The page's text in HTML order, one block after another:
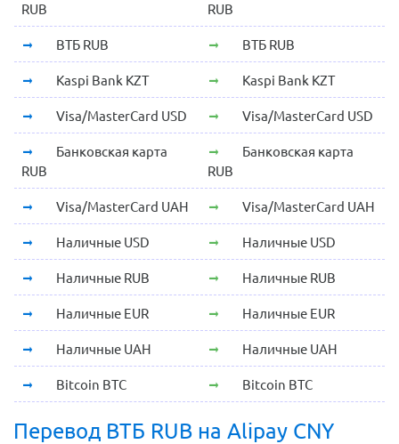
RUB
RUB
ВТБ RUB ВТБ RUB
Kaspi Bank KZT Kaspi Bank KZT
Visa/MasterCard USD Visa/MasterCard USD
Банковская карта
RUB
Банковская карта
RUB
Visa/MasterCard UAH Visa/MasterCard UAH
Наличные USD Наличные USD
Наличные RUB Наличные RUB
Наличные EUR Наличные EUR
Наличные UAH Наличные UAH
Bitcoin BTC Bitcoin BTC
Перевод ВТБ RUB на Alipay CNY